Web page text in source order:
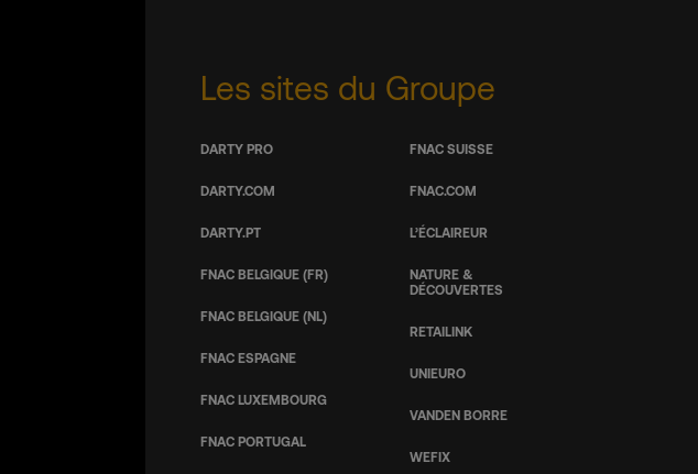
Les sites du Groupe
DARTY PRO
DARTY.COM
DARTY.PT
FNAC BELGIQUE (FR)
FNAC BELGIQUE (NL)
FNAC ESPAGNE
FNAC LUXEMBOURG
FNAC PORTUGAL
FNAC SUISSE
FNAC.COM
L’ÉCLAIREUR
NATURE &
DÉCOUVERTES
RETAILINK
UNIEURO
VANDEN BORRE
WEFIX